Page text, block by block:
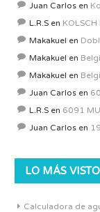
Juan Carlos en
L.R.S en
Makakuel en
Makakuel en
Makakuel en
Juan Carlos en
L.R.S en 6091
Juan Carlos en
LO MÁS VISTO
Calculadora de